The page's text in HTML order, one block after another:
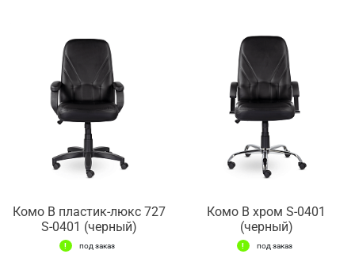
Комо В пластик-люкс 727
S-0401 (черный)
под заказ
Комо В хром S-0401
(черный)
под заказ